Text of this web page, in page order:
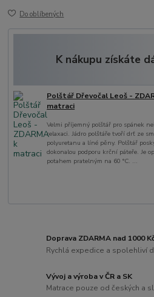
Do oblíbených
K nákupu získáte
Polštář Dřevočal Leoš -
matraci
Velmi příjemný polštář pro spánek
relaxaci. Jádro polštáře tvoří drť ze
polyuretanu a líné pěny. Polštář
dokonalou podporu krční páteře. Je
potahem pratelným na 60 °C. ...
Doprava ZDARMA nad 1000
Rychlá expedice a spolehliví
Vývoj a výroba v ČR a SK
Matrace pouze od českých a